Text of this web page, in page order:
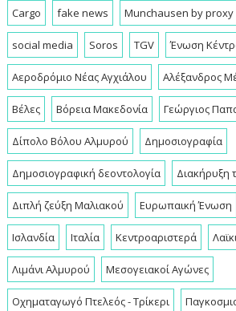
Cargo fake news Munchausen by
social media Soros TGV Ένωση
Αεροδρόμιο Νέας Αγχιάλου Αλέξανδρος
Βέλες Βόρεια Μακεδονία Γεώργιος
Δίπολο Βόλου Αλμυρού Δημοσιογραφία
Δημοσιογραφική δεοντολογία Διακήρυξη
Διπλή ζεύξη Μαλιακού Ευρωπαική Ένωση
Ισλανδία Ιταλία Κεντροαριστερά
Λιμάνι Αλμυρού Μεσογειακοί Αγώνες
Οχηματαγωγό Πτελεός - Τρίκερι